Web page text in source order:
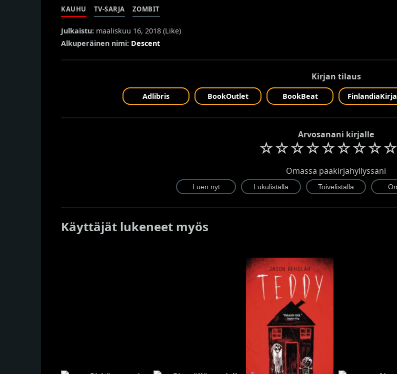
KAUHU TV-SARJA ZOMBIT
Julkaistu: maaliskuu 16, 2018 (Like)
Alkuperäinen nimi: Descent
Kirjan tilaus
Adlibris BookOutlet BookBeat FinlandiaKirja
Arvosanani kirjalle
☆☆☆☆☆☆☆☆☆
Omassa pääkirjahyllyssäni
Käyttäjät lukeneet myös